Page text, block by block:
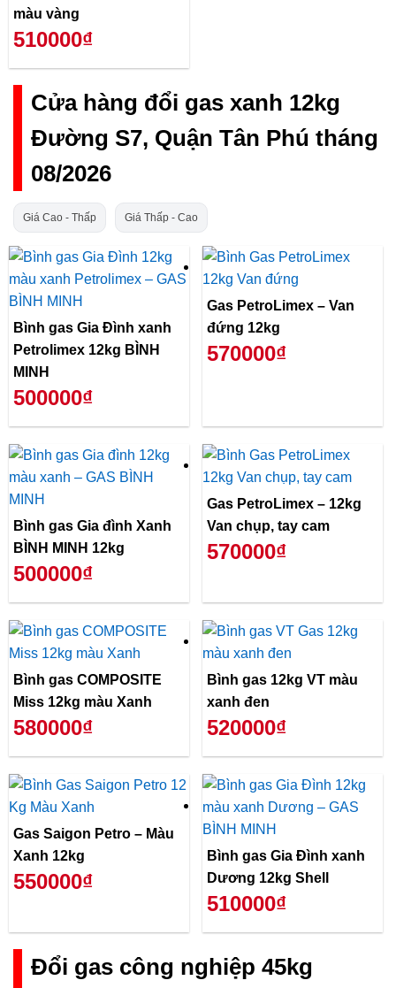
màu vàng
510000₫
Cửa hàng đổi gas xanh 12kg
Đường S7, Quận Tân Phú tháng
08/2026
Giá Cao - Thấp Giá Thấp - Cao
Bình gas Gia Đình xanh
Petrolimex 12kg BÌNH
MINH
500000₫
Gas PetroLimex – Van
đứng 12kg
570000₫
Bình gas Gia đình Xanh
BÌNH MINH 12kg
500000₫
Gas PetroLimex – 12kg
Van chụp, tay cam
570000₫
Bình gas COMPOSITE
Miss 12kg màu Xanh
580000₫
Bình gas 12kg VT màu
xanh đen
520000₫
Gas Saigon Petro – Màu
Xanh 12kg
550000₫
Bình gas Gia Đình xanh
Dương 12kg Shell
510000₫
Đổi gas công nghiệp 45kg